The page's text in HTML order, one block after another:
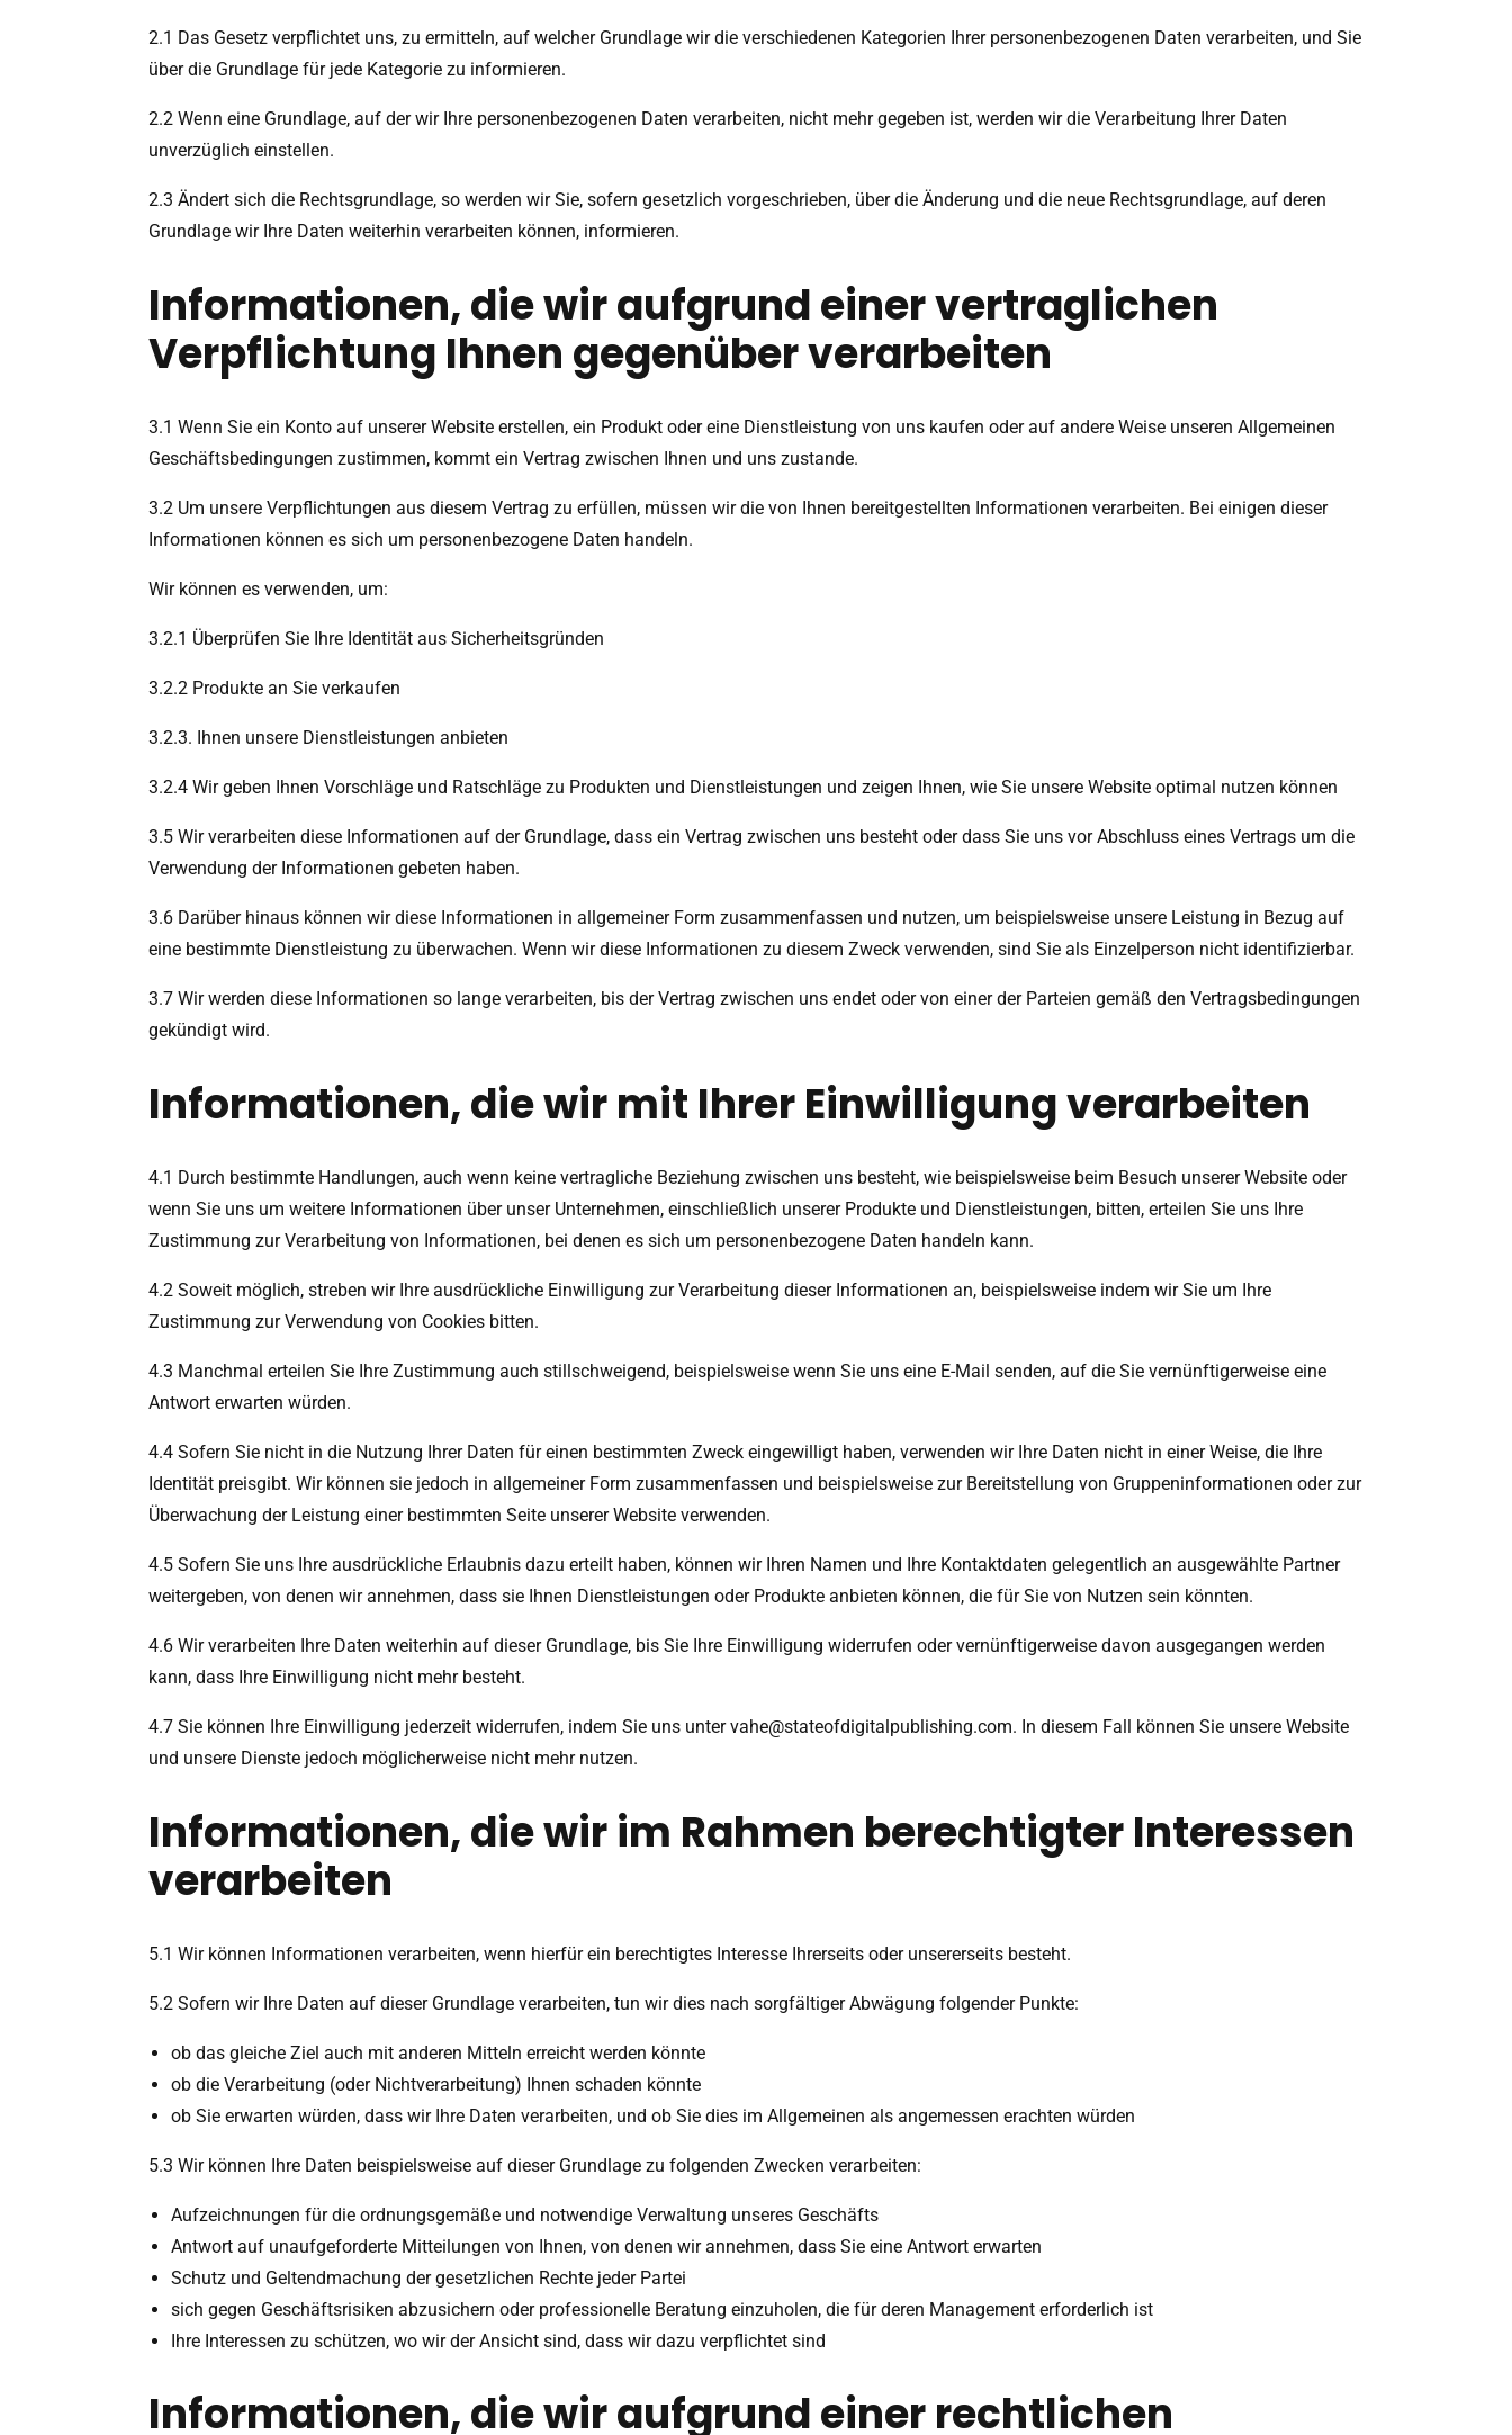
2.1 Das Gesetz verpflichtet uns, zu ermitteln, auf welcher Grundlage wir die verschiedenen Kategorien Ihrer personenbezogenen Daten verarbeiten, und Sie
über die Grundlage für jede Kategorie zu informieren.
2.2 Wenn eine Grundlage, auf der wir Ihre personenbezogenen Daten verarbeiten, nicht mehr gegeben ist, werden wir die Verarbeitung Ihrer Daten
unverzüglich einstellen.
2.3 Ändert sich die Rechtsgrundlage, so werden wir Sie, sofern gesetzlich vorgeschrieben, über die Änderung und die neue Rechtsgrundlage, auf deren
Grundlage wir Ihre Daten weiterhin verarbeiten können, informieren.
Informationen, die wir aufgrund einer vertraglichen
Verpflichtung Ihnen gegenüber verarbeiten
3.1 Wenn Sie ein Konto auf unserer Website erstellen, ein Produkt oder eine Dienstleistung von uns kaufen oder auf andere Weise unseren Allgemeinen
Geschäftsbedingungen zustimmen, kommt ein Vertrag zwischen Ihnen und uns zustande.
3.2 Um unsere Verpflichtungen aus diesem Vertrag zu erfüllen, müssen wir die von Ihnen bereitgestellten Informationen verarbeiten. Bei einigen dieser
Informationen können es sich um personenbezogene Daten handeln.
Wir können es verwenden, um:
3.2.1 Überprüfen Sie Ihre Identität aus Sicherheitsgründen
3.2.2 Produkte an Sie verkaufen
3.2.3. Ihnen unsere Dienstleistungen anbieten
3.2.4 Wir geben Ihnen Vorschläge und Ratschläge zu Produkten und Dienstleistungen und zeigen Ihnen, wie Sie unsere Website optimal nutzen können
3.5 Wir verarbeiten diese Informationen auf der Grundlage, dass ein Vertrag zwischen uns besteht oder dass Sie uns vor Abschluss eines Vertrags um die
Verwendung der Informationen gebeten haben.
3.6 Darüber hinaus können wir diese Informationen in allgemeiner Form zusammenfassen und nutzen, um beispielsweise unsere Leistung in Bezug auf
eine bestimmte Dienstleistung zu überwachen. Wenn wir diese Informationen zu diesem Zweck verwenden, sind Sie als Einzelperson nicht identifizierbar.
3.7 Wir werden diese Informationen so lange verarbeiten, bis der Vertrag zwischen uns endet oder von einer der Parteien gemäß den Vertragsbedingungen
gekündigt wird.
Informationen, die wir mit Ihrer Einwilligung verarbeiten
4.1 Durch bestimmte Handlungen, auch wenn keine vertragliche Beziehung zwischen uns besteht, wie beispielsweise beim Besuch unserer Website oder
wenn Sie uns um weitere Informationen über unser Unternehmen, einschließlich unserer Produkte und Dienstleistungen, bitten, erteilen Sie uns Ihre
Zustimmung zur Verarbeitung von Informationen, bei denen es sich um personenbezogene Daten handeln kann.
4.2 Soweit möglich, streben wir Ihre ausdrückliche Einwilligung zur Verarbeitung dieser Informationen an, beispielsweise indem wir Sie um Ihre
Zustimmung zur Verwendung von Cookies bitten.
4.3 Manchmal erteilen Sie Ihre Zustimmung auch stillschweigend, beispielsweise wenn Sie uns eine E-Mail senden, auf die Sie vernünftigerweise eine
Antwort erwarten würden.
4.4 Sofern Sie nicht in die Nutzung Ihrer Daten für einen bestimmten Zweck eingewilligt haben, verwenden wir Ihre Daten nicht in einer Weise, die Ihre
Identität preisgibt. Wir können sie jedoch in allgemeiner Form zusammenfassen und beispielsweise zur Bereitstellung von Gruppeninformationen oder zur
Überwachung der Leistung einer bestimmten Seite unserer Website verwenden.
4.5 Sofern Sie uns Ihre ausdrückliche Erlaubnis dazu erteilt haben, können wir Ihren Namen und Ihre Kontaktdaten gelegentlich an ausgewählte Partner
weitergeben, von denen wir annehmen, dass sie Ihnen Dienstleistungen oder Produkte anbieten können, die für Sie von Nutzen sein könnten.
4.6 Wir verarbeiten Ihre Daten weiterhin auf dieser Grundlage, bis Sie Ihre Einwilligung widerrufen oder vernünftigerweise davon ausgegangen werden
kann, dass Ihre Einwilligung nicht mehr besteht.
4.7 Sie können Ihre Einwilligung jederzeit widerrufen, indem Sie uns untervahe@stateofdigitalpublishing.com. In diesem Fall können Sie unsere Website
und unsere Dienste jedoch möglicherweise nicht mehr nutzen.
Informationen, die wir im Rahmen berechtigter Interessen
verarbeiten
5.1 Wir können Informationen verarbeiten, wenn hierfür ein berechtigtes Interesse Ihrerseits oder unsererseits besteht.
5.2 Sofern wir Ihre Daten auf dieser Grundlage verarbeiten, tun wir dies nach sorgfältiger Abwägung folgender Punkte:
ob das gleiche Ziel auch mit anderen Mitteln erreicht werden könnte
ob die Verarbeitung (oder Nichtverarbeitung) Ihnen schaden könnte
ob Sie erwarten würden, dass wir Ihre Daten verarbeiten, und ob Sie dies im Allgemeinen als angemessen erachten würden
5.3 Wir können Ihre Daten beispielsweise auf dieser Grundlage zu folgenden Zwecken verarbeiten:
Aufzeichnungen für die ordnungsgemäße und notwendige Verwaltung unseres Geschäfts
Antwort auf unaufgeforderte Mitteilungen von Ihnen, von denen wir annehmen, dass Sie eine Antwort erwarten
Schutz und Geltendmachung der gesetzlichen Rechte jeder Partei
sich gegen Geschäftsrisiken abzusichern oder professionelle Beratung einzuholen, die für deren Management erforderlich ist
Ihre Interessen zu schützen, wo wir der Ansicht sind, dass wir dazu verpflichtet sind
Informationen, die wir aufgrund einer rechtlichen